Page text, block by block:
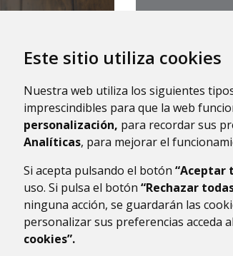
Este sitio utiliza cookies
Nuestra web utiliza los siguientes
imprescindibles para que la web
personalización, para recordar sus
Analíticas, para mejorar el
Si acepta pulsando el botón “Aceptar
uso. Si pulsa el botón “Rechazar
ninguna acción, se guardarán las
personalizar sus preferencias acceda al
cookies”.
hace
la